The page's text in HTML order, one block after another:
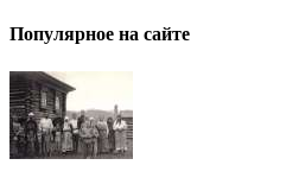
Популярное на сайте